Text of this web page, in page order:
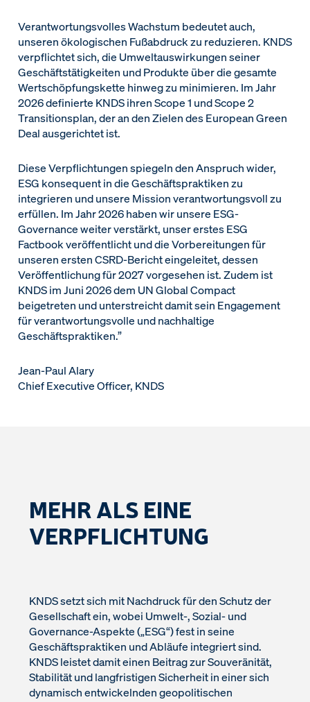
Verantwortungsvolles Wachstum bedeutet auch,
unseren ökologischen Fußabdruck zu reduzieren. KNDS
verpflichtet sich, die Umweltauswirkungen seiner
Geschäftstätigkeiten und Produkte über die gesamte
Wertschöpfungskette hinweg zu minimieren. Im Jahr
2026 definierte KNDS ihren Scope 1 und Scope 2
Transitionsplan, der an den Zielen des European Green
Deal ausgerichtet ist.
Diese Verpflichtungen spiegeln den Anspruch wider,
ESG konsequent in die Geschäftspraktiken zu
integrieren und unsere Mission verantwortungsvoll zu
erfüllen. Im Jahr 2026 haben wir unsere ESG-
Governance weiter verstärkt, unser erstes ESG
Factbook veröffentlicht und die Vorbereitungen für
unseren ersten CSRD-Bericht eingeleitet, dessen
Veröffentlichung für 2027 vorgesehen ist. Zudem ist
KNDS im Juni 2026 dem UN Global Compact
beigetreten und unterstreicht damit sein Engagement
für verantwortungsvolle und nachhaltige
Geschäftspraktiken.”
Jean-Paul Alary
Chief Executive Officer, KNDS
MEHR ALS EINE
VERPFLICHTUNG
KNDS setzt sich mit Nachdruck für den Schutz der
Gesellschaft ein, wobei Umwelt-, Sozial- und
Governance-Aspekte („ESG“) fest in seine
Geschäftspraktiken und Abläufe integriert sind.
KNDS leistet damit einen Beitrag zur Souveränität,
Stabilität und langfristigen Sicherheit in einer sich
dynamisch entwickelnden geopolitischen